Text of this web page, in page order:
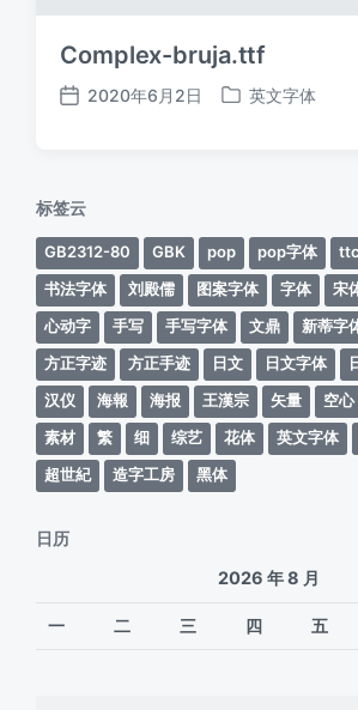
Complex-bruja.ttf
发
2020年6月2日
发
英文字体
标签云
GB2312-80 GBK pop pop字体 ttc
书法字体
刘殿儒 图案字体 字体 宋
心动字
手写 手写字体 文鼎 新蒂字
方正字迹
方正手迹 日文 日文字体
汉仪
海報 海报 王漢宗 矢量 空心
素材
繁 细 综艺 花体 英文字体
超世紀
造字工房 黑体
日历
2026 年 8 月
一 二 三 四 五